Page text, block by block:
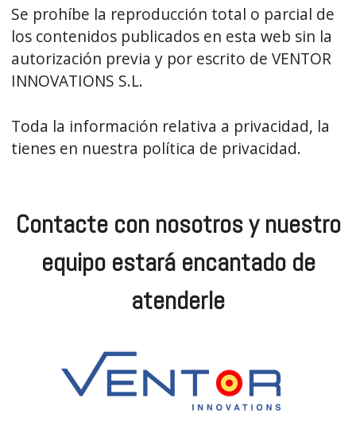
Se prohíbe la reproducción total o parcial de
los contenidos publicados en esta web sin la
autorización previa y por escrito de VENTOR
INNOVATIONS S.L.
Toda la información relativa a privacidad, la
tienes en nuestra política de privacidad.
Contacte con nosotros y nuestro
equipo estará encantado de
atenderle